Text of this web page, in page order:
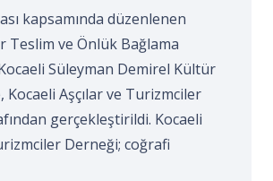
kapsamında düzenlenen
Teslim ve Önlük Bağlama
Süleyman Demirel Kültür
Kocaeli Aşçılar ve Turizmciler
gerçekleştirildi. Kocaeli
Derneği; coğrafi